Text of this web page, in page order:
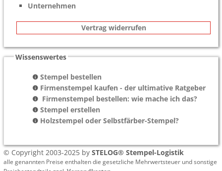
Unternehmen
Vertrag widerrufen
Wissenswertes
Stempel bestellen
Firmenstempel kaufen - der ultimative Ratgeber
Firmenstempel bestellen: wie mache ich das?
Stempel erstellen
Holzstempel oder Selbstfärber-Stempel?
© Copyright 2003-2025 bySTELOG® Stempel-Logistik
alle genannten Preise enthalten die gesetzliche Mehrwertsteuer und sonstige